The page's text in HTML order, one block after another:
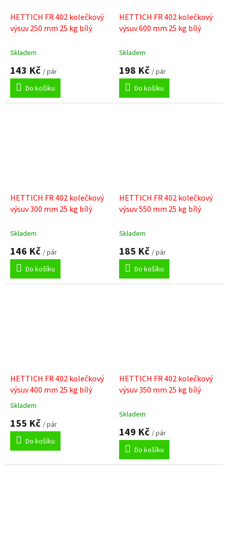
HETTICH FR 402 kolečkový
výsuv 250 mm 25 kg bílý
Skladem
143 Kč / pár
Do košíku
HETTICH FR 402 kolečkový
výsuv 600 mm 25 kg bílý
Skladem
198 Kč / pár
Do košíku
HETTICH FR 402 kolečkový
výsuv 300 mm 25 kg bílý
Skladem
146 Kč / pár
Do košíku
HETTICH FR 402 kolečkový
výsuv 550 mm 25 kg bílý
Skladem
185 Kč / pár
Do košíku
HETTICH FR 402 kolečkový
výsuv 400 mm 25 kg bílý
Průměrné
hodnocení
produktu
5,0
5
Skladem
155 Kč / pár
Do košíku
HETTICH FR 402 kolečkový
výsuv 350 mm 25 kg bílý
Skladem
149 Kč / pár
Do košíku